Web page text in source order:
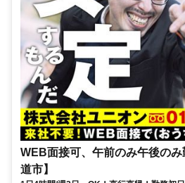
WEB面接可、午前のみ午後の
道市】